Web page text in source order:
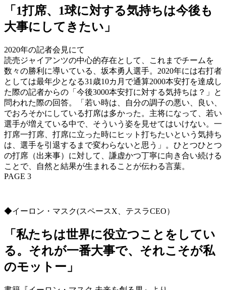
「1打席、1球に対する気持ちは今後も
大事にしてきたい」
2020年の記者会見にて
読売ジャイアンツの中心的存在として、これまでチームを
数々の勝利に導いている、坂本勇人選手。2020年には右打者
としては最年少となる31歳10カ月で通算2000本安打を達成し
た際の記者からの「今後3000本安打に対する気持ちは？」と
問われた際の回答。「若い時は、自分の調子の悪い、良い、
でおろそかにしている打席は多かった。主将になって、若い
選手が増えている中で、そういう姿を見せてはいけない。一
打席一打席、打席に立った時にヒット打ちたいという気持ち
は、選手を引退するまで変わらないと思う」。ひとつひとつ
の打席（出来事）に対して、謙虚かつ丁寧に向き合い続ける
ことで、自然と結果が生まれることが伝わる言葉。
PAGE 3
◆イーロン・マスク(スペースX、テスラCEO）
「私たちは世界に役立つことをしてい
る。それが一番大事で、それこそが私
のモットー」